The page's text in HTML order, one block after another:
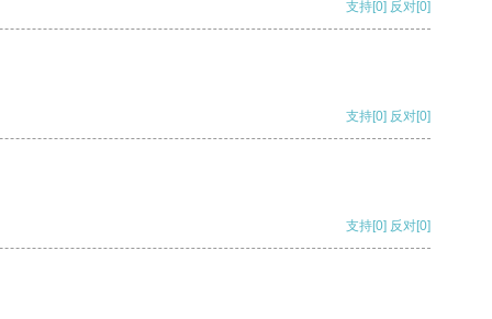
支持[0] 反对[0]
支持[0] 反对[0]
支持[0] 反对[0]